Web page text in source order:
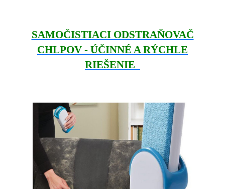
SAMOČISTIACI ODSTRAŇOVAČ
CHLPOV - ÚČINNÉ A RÝCHLE
RIEŠENIE